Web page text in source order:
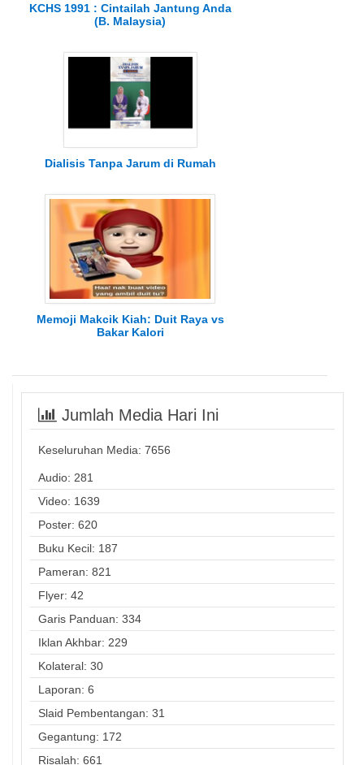
KCHS 1991 : Cintailah Jantung Anda
(B. Malaysia)
Dialisis Tanpa Jarum di Rumah
Memoji Makcik Kiah: Duit Raya vs
Bakar Kalori
Jumlah Media Hari Ini
Keseluruhan Media: 7656
Audio: 281
Video: 1639
Poster: 620
Buku Kecil: 187
Pameran: 821
Flyer: 42
Garis Panduan: 334
Iklan Akhbar: 229
Kolateral: 30
Laporan: 6
Slaid Pembentangan: 31
Gegantung: 172
Risalah: 661